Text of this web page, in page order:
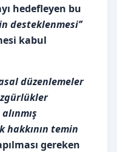
hedefleyen bu
desteklenmesi’’
kabul
düzenlemeler
hakkının temin
gereken